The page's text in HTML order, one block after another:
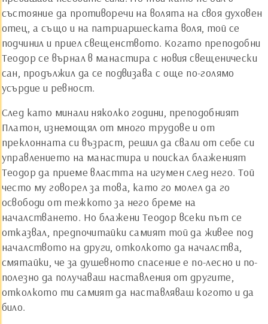
състояние да противоречи на волята на своя духовен
отец, а също и на патриаршеската воля, той се
подчинил и приел свещенството. Когато преподобни
Теодор се върнал в манастира с новия свещенически
сан, продължил да се подвизава с още по-голямо
усърдие и ревност.
След като минали няколко години, преподобният
Платон, изнемощял от много трудове и от
преклонната си възраст, решил да свали от себе си
управлението на манастира и поискал блаженият
Теодор да приеме властта на игумен след него. Той
често му говорел за това, като го молел да го
освободи от тежкото за него бреме на
началстването. Но блажени Теодор всеки път се
отказвал, предпочитайки самият той да живее под
началството на други, отколкото да началства,
смятайки, че за душевното спасение е по-лесно и по-
полезно да получаваш наставления от другите,
отколкото ти самият да наставляваш когото и да
било.